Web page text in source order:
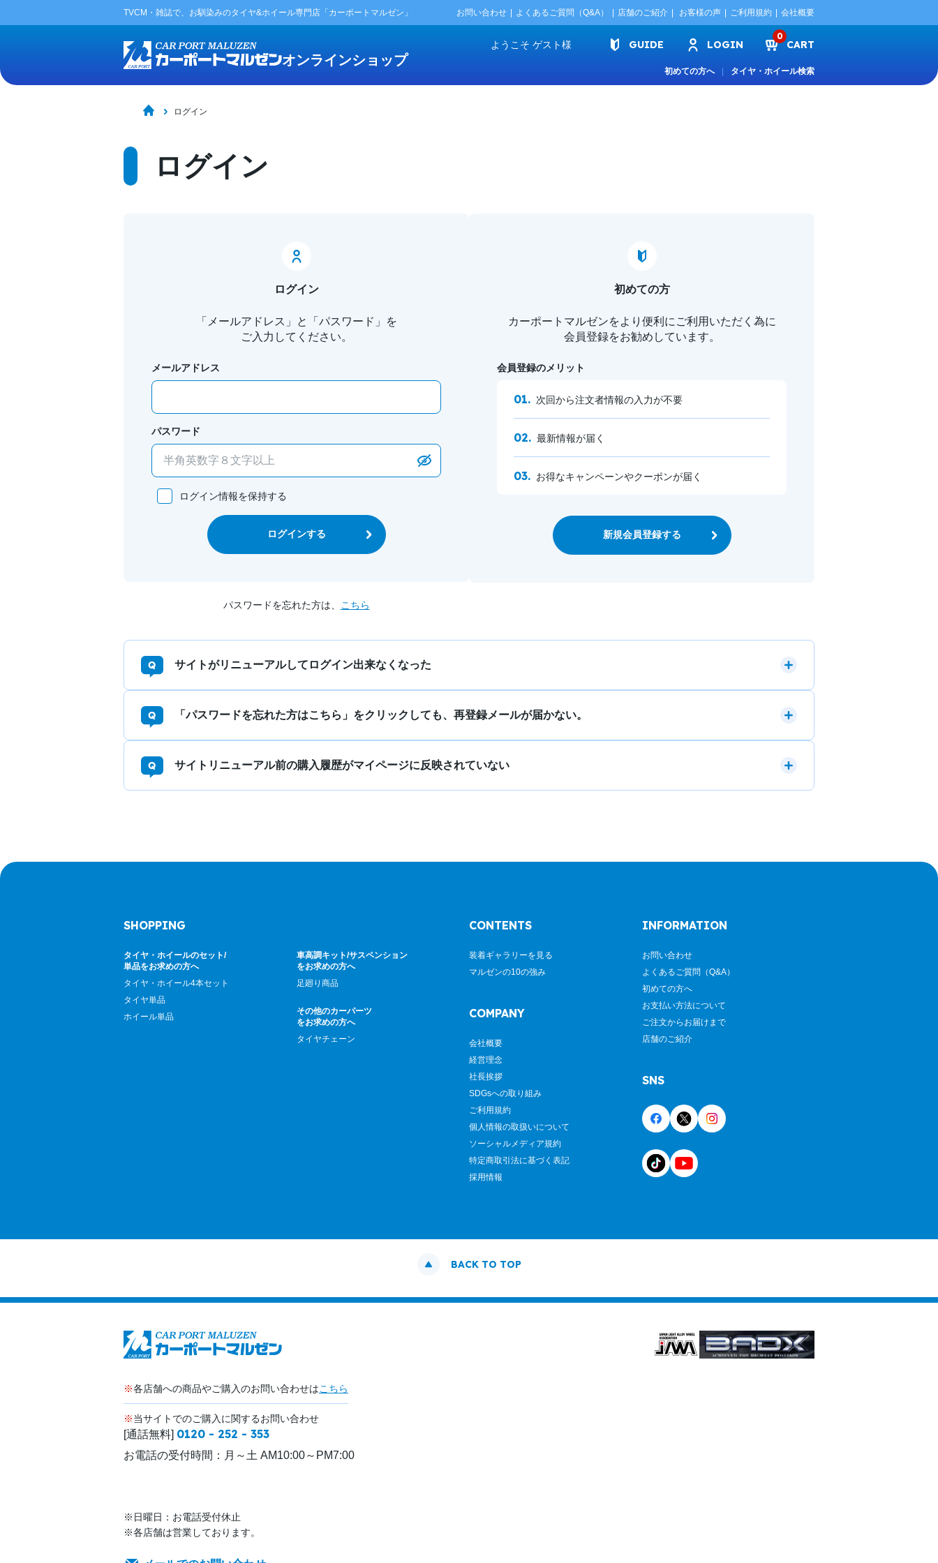
TVCM・雑誌で、お馴染みのタイヤ&ホイール専門店「カーポートマルゼン」 お問い合わせ よくあるご質問（Q&A） 店舗のご紹介 お客様の声 ご利用規約 会社概要
オンラインショップ
ようこそ ゲスト様 GUIDE LOGIN
0
CART
初めての方へ タイヤ・ホイール検索
ログイン
ログイン
ログイン
「メールアドレス」と「パスワード」を
ご入力してください。
メールアドレス
パスワード
ログイン情報を保持する
ログインする
パスワードを忘れた方は、 こちら
初めての方
カーポートマルゼンをより便利に ご利用いただく為に
会員登録をお勧めしています。
会員登録のメリット
次回から注文者情報の入力が不要
最新情報が届く
お得なキャンペーンやクーポンが届く
新規会員登録する
サイトがリニューアルしてログイン出来なくなった
「パスワードを忘れた方はこちら」をクリックしても、再登録メールが届かない。
サイトリニューアル前の購入履歴がマイページに反映されていない
SHOPPING
タイヤ・ホイールのセット/
単品をお求めの方へ
タイヤ・ホイール4本セット
タイヤ単品
ホイール単品
車高調キット/サスペンション
をお求めの方へ
足廻り商品
その他のカーパーツ
をお求めの方へ
タイヤチェーン
CONTENTS
装着ギャラリーを見る
マルゼンの10の強み
COMPANY
会社概要
経営理念
社長挨拶
SDGsへの取り組み
ご利用規約
個人情報の取扱いについて
ソーシャルメディア規約
特定商取引法に基づく表記
採用情報
INFORMATION
お問い合わせ
よくあるご質問（Q&A）
初めての方へ
お支払い方法について
ご注文からお届けまで
店舗のご紹介
SNS
BACK TO TOP
※各店舗への商品やご購入のお問い合わせはこちら
※当サイトでのご購入に関するお問い合わせ
[通話無料] 0120 - 252 - 353
お電話の受付時間： 月～土 AM10:00～PM7:00
※日曜日：お電話受付休止
※各店舗は営業しております。